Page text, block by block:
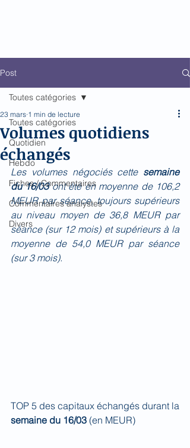
Post
Toutes catégories
Quotidien
Hebdo
Fiches / Commentaires
Commentaires analystes
Divers
Toutes catégories
Volumes quotidiens
échangés
23 mars 1 min de lecture
Les volumes négociés cette semaine
du 16/03 ont été en moyenne de 106,2
MEUR par séance, toujours supérieurs
au niveau moyen de 36,8 MEUR par
séance (sur 12 mois) et supérieurs à la
moyenne de 54,0 MEUR par séance
(sur 3 mois).
semaine du 16/03 (en MEUR)